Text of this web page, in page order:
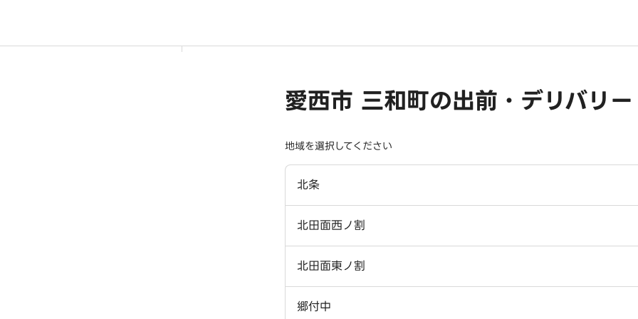
愛西市 三和町の出前・デリバリ
地域を選択してください
北条
北田面西ノ割
北田面東ノ割
郷付中